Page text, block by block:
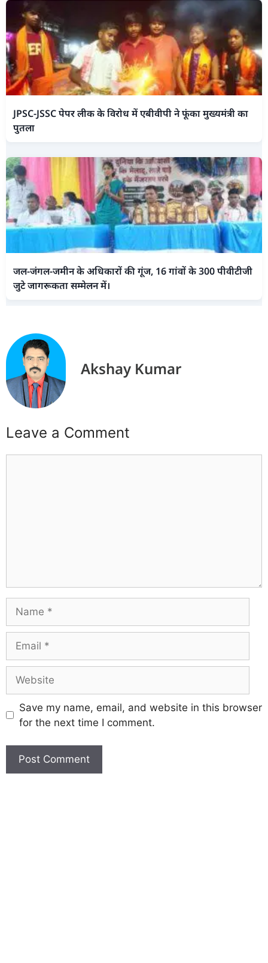
JPSC-JSSC पेपर लीक के विरोध में एबीवीपी ने फूंका मुख्यमंत्री का
पुतला
जल-जंगल-जमीन के अधिकारों की गूंज, 16 गांवों के 300 पीवीटीजी
जुटे जागरूकता सम्मेलन में।
Akshay Kumar
Leave a Comment
Save my name, email, and website in this browser
for the next time I comment.